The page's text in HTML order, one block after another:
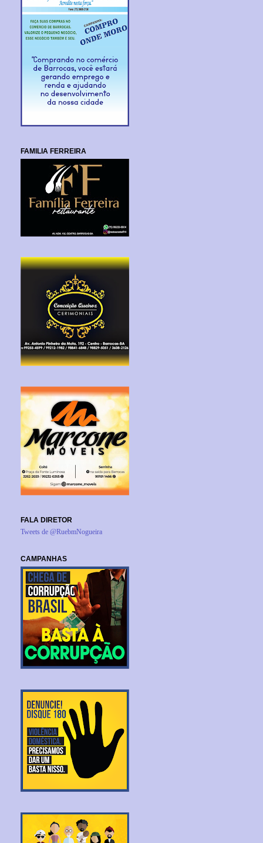
FAMILIA FERREIRA
FALA DIRETOR
Tweets de @RuebmNogueira
CAMPANHAS